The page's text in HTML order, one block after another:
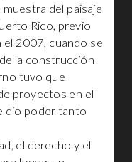
del paisaje
Rico, previo
el 2007, cuando se
la construcción
tuvo que
proyectos en el
dio poder tanto
el derecho y el